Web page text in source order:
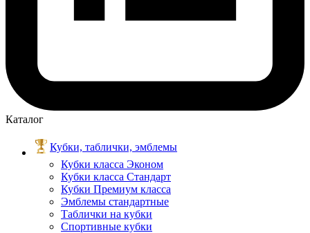
Каталог
Кубки, таблички, эмблемы
Кубки класса Эконом
Кубки класса Стандарт
Кубки Премиум класса
Эмблемы стандартные
Таблички на кубки
Спортивные кубки